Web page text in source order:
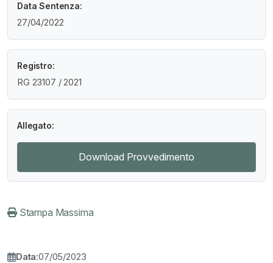
Data Sentenza:
27/04/2022
Registro:
RG 23107 / 2021
Allegato:
Download Provvedimento
Stampa Massima
Data:07/05/2023